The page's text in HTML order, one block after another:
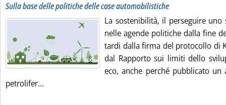
Sulla base delle politiche delle case automobilistiche
La sostenibilità, il perseguire uno
nelle agende politiche dalla fine
tardi dalla firma del protocollo di
dal Rapporto sui limiti dello
eco, anche perché pubblicato
petrolifer...